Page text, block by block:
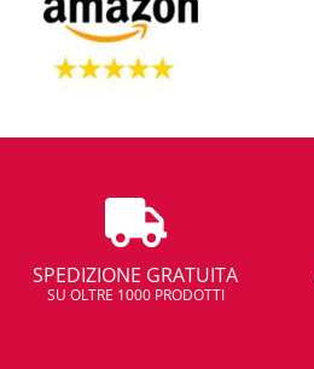
SPEDIZIONE GRATUITA
SU OLTRE 1000 PRODOTTI